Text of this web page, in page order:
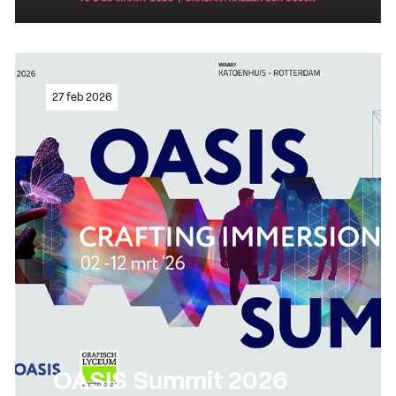
Lees meer
27 feb 2026
OASIS Summit 2026